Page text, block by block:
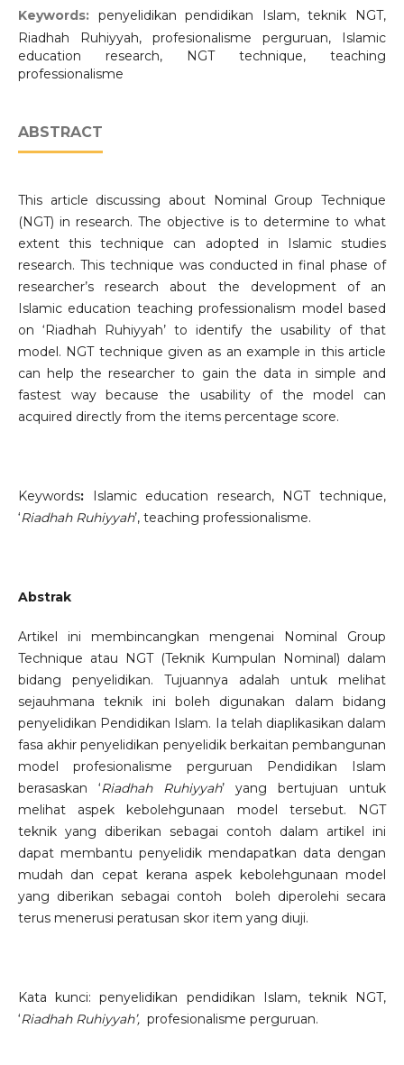
Keywords: penyelidikan pendidikan Islam, teknik NGT,
Riadhah Ruhiyyah, profesionalisme perguruan, Islamic
education research, NGT technique, teaching
professionalisme
ABSTRACT
This article discussing about Nominal Group Technique
(NGT) in research. The objective is to determine to what
extent this technique can adopted in Islamic studies
research. This technique was conducted in final phase of
researcher’s research about the development of an
Islamic education teaching professionalism model based
on ‘Riadhah Ruhiyyah’ to identify the usability of that
model. NGT technique given as an example in this article
can help the researcher to gain the data in simple and
fastest way because the usability of the model can
acquired directly from the items percentage score.
Keywords:
Islamic education research, NGT technique,
‘Riadhah Ruhiyyah’, teaching professionalisme.
Abstrak
Artikel ini membincangkan mengenai Nominal Group
Technique atau NGT (Teknik Kumpulan Nominal) dalam
bidang penyelidikan. Tujuannya adalah untuk melihat
sejauhmana teknik ini boleh digunakan dalam bidang
penyelidikan Pendidikan Islam. Ia telah diaplikasikan dalam
fasa akhir penyelidikan penyelidik berkaitan pembangunan
model profesionalisme perguruan Pendidikan Islam
berasaskan ‘Riadhah Ruhiyyah’ yang bertujuan untuk
melihat aspek kebolehgunaan model tersebut. NGT
teknik yang diberikan sebagai contoh dalam artikel ini
dapat membantu penyelidik mendapatkan data dengan
mudah dan cepat kerana aspek kebolehgunaan model
yang diberikan sebagai contoh boleh diperolehi secara
terus menerusi peratusan skor item yang diuji.
Kata kunci: penyelidikan pendidikan Islam, teknik NGT,
‘Riadhah Ruhiyyah’, profesionalisme perguruan.